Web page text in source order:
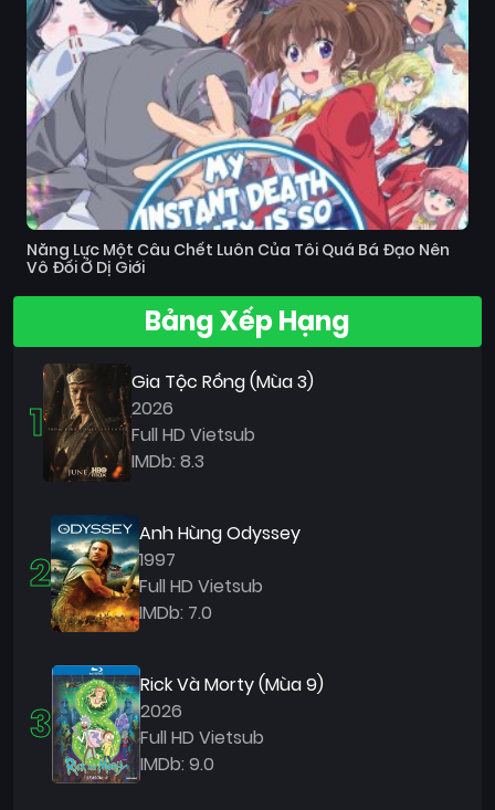
Năng Lực Một Câu Chết Luôn Của Tôi Quá Bá Đạo Nên
Vô Đối Ở Dị Giới
Bảng Xếp Hạng
1
Gia Tộc Rồng (Mùa 3)
2026
Full HD Vietsub
IMDb: 8.3
2
Anh Hùng Odyssey
1997
Full HD Vietsub
IMDb: 7.0
3
Rick Và Morty (Mùa 9)
2026
Full HD Vietsub
IMDb: 9.0